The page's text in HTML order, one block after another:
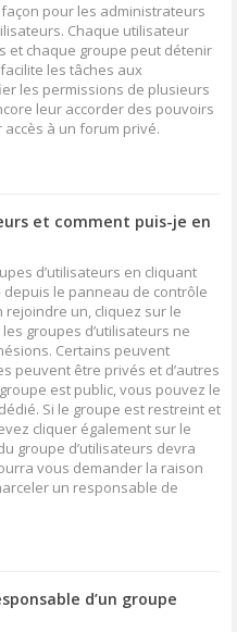
pour les administrateurs
Chaque utilisateur
et chaque groupe peut détenir
les tâches aux
les permissions de plusieurs
leur accorder des pouvoirs
à un forum privé.
et comment puis-je en
d’utilisateurs en cliquant
depuis le panneau de contrôle
rejoindre un, cliquez sur le
groupes d’utilisateurs ne
Certains peuvent
peuvent être privés et d’autres
est public, vous pouvez le
Si le groupe est restreint et
cliquer également sur le
groupe d’utilisateurs devra
vous demander la raison
un responsable de
d’un groupe